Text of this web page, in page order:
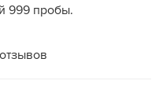
999 пробы.